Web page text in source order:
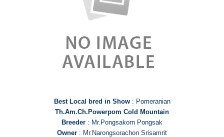
Best Local bred in Show: Pomeranian
Th.Am.Ch.Powerpom Cold Mountain
Breeder : Mr.Pongsakorn Pongsak
Owner : Mr.Narongsorachon Srisamrit